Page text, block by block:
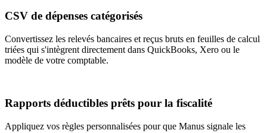
CSV de dépenses catégorisés
Convertissez les relevés bancaires et reçus bruts en feuilles de calcul
triées qui s'intègrent directement dans QuickBooks, Xero ou le
modèle de votre comptable.
Rapports déductibles prêts pour la fiscalité
Appliquez vos règles personnalisées pour que Manus signale les